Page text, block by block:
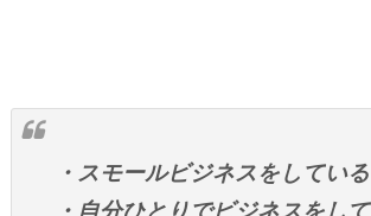
・スモールビジネスをしている
・自分ひとりでビジネスをし